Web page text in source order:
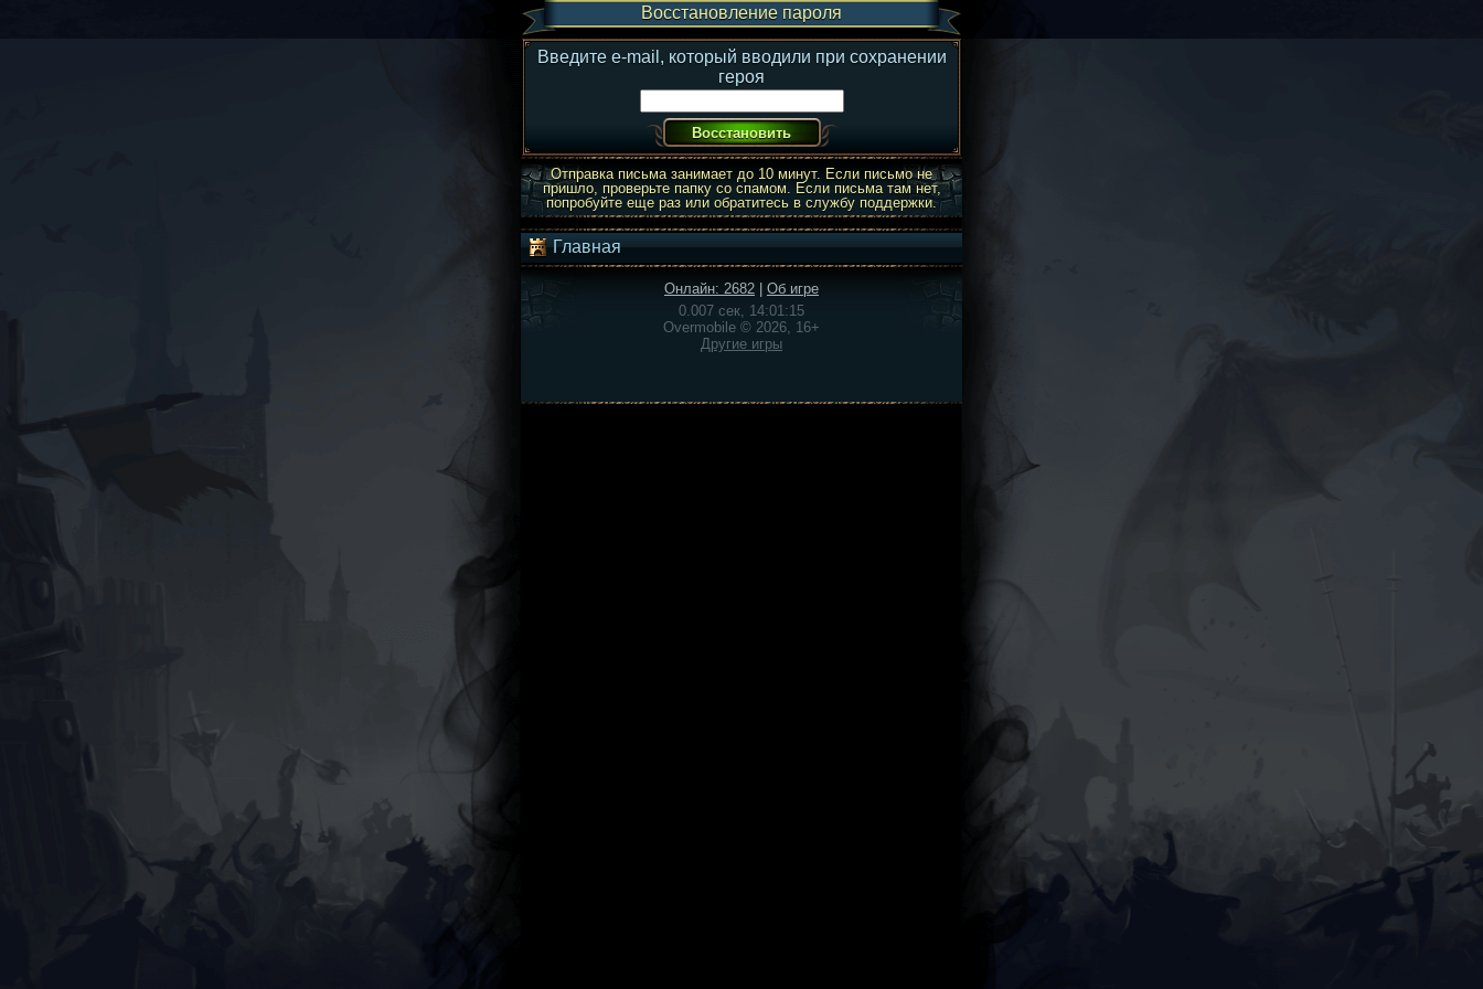
Восстановление пароля
Введите e-mail, который вводили при сохранении
героя
Отправка письма занимает до 10 минут. Если письмо не
пришло, проверьте папку со спамом. Если письма там нет,
попробуйте еще раз или обратитесь в службу поддержки.
Главная
Онлайн: 2682
Об игре
0.007 сек, 14:01:15
Overmobile © 2026, 16+
Другие игры